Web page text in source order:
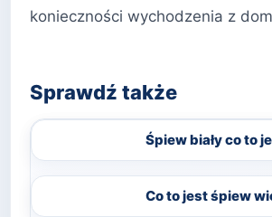
konieczności wychodzenia z
Sprawdź także
Śpiew biały co to
Co to jest śpiew